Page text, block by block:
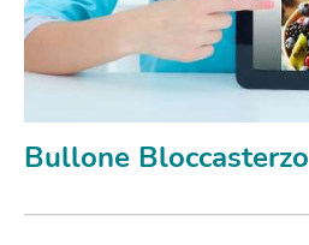
Bullone Bloccasterzo